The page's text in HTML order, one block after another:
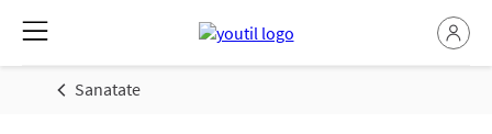
Sanatate